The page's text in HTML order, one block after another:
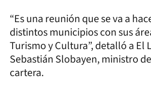
“Es una reunión que se va a
distintos municipios con sus
Turismo y Cultura”, detalló a El
Sebastián Slobayen, ministro
cartera.